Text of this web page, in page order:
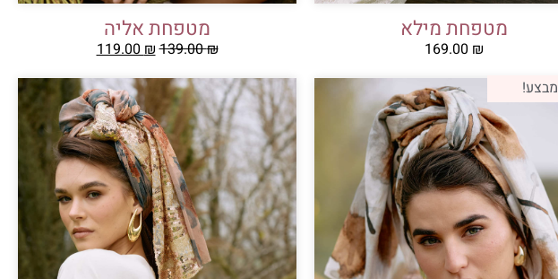
מטפחת מילא
169.00 ₪
מטפחת אליה
139.00₪
119.00₪
מבצע!